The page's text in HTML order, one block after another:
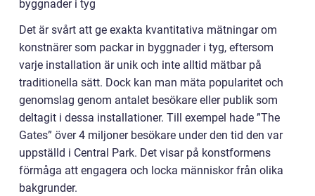
byggnader i tyg
Det är svårt att ge exakta kvantitativa mätningar om
konstnärer som packar in byggnader i tyg, eftersom
varje installation är unik och inte alltid mätbar på
traditionella sätt. Dock kan man mäta popularitet och
genomslag genom antalet besökare eller publik som
deltagit i dessa installationer. Till exempel hade ”The
Gates” över 4 miljoner besökare under den tid den var
uppställd i Central Park. Det visar på konstformens
förmåga att engagera och locka människor från olika
bakgrunder.